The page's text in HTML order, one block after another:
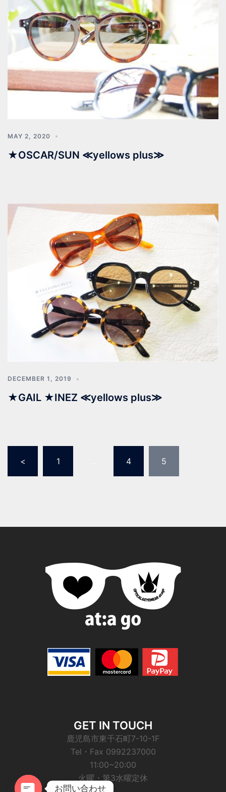
MAY 2, 2020
★OSCAR/SUN ≪yellows plus≫
DECEMBER 1, 2019
★GAIL ★INEZ ≪yellows plus≫
< 1 4 5
GET IN TOUCH
鹿児島市東千石町7-10-1F
Tel・Fax 0992237000
11:00~20:00
火曜・第3水曜定休
お問い合わせ